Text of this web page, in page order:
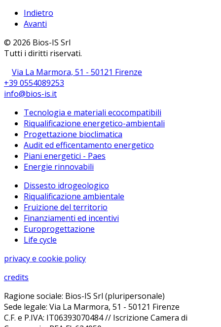
Indietro
Avanti
© 2026 Bios-IS Srl
Tutti i diritti riservati.
Via La Marmora, 51 - 50121 Firenze
+39 0554089253
info@bios-is.it
Tecnologia e materiali ecocompatibili
Riqualificazione energetico-ambientali
Progettazione bioclimatica
Audit ed efficentamento energetico
Piani energetici - Paes
Energie rinnovabili
Dissesto idrogeologico
Riqualificazione ambientale
Fruizione del territorio
Finanziamenti ed incentivi
Europrogettazione
Life cycle
privacy e cookie policy
credits
Ragione sociale: Bios-IS Srl (pluripersonale)
Sede legale: Via La Marmora, 51 - 50121 Firenze
C.F. e P.IVA: IT06393070484 // Iscrizione Camera di